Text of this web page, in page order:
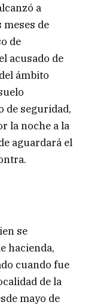
a
meses de
de
acusado de
ámbito
de seguridad,
la noche a la
aguardará el
se
hacienda,
cuando fue
de la
mayo de